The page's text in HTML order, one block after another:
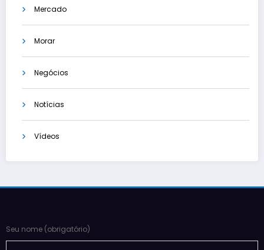
Mercado
Morar
Negócios
Notícias
Vídeos
Seu nome (obrigatório)